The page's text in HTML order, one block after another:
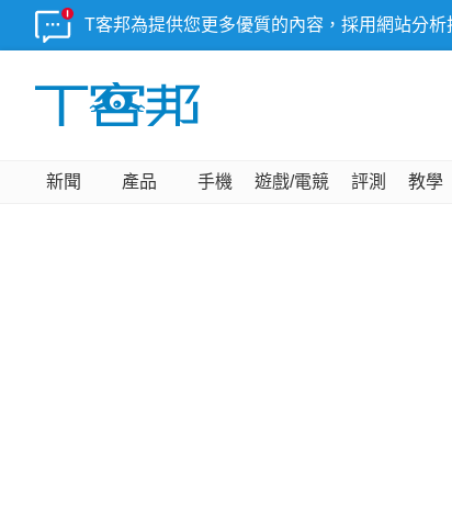
T客邦為提供您更多優質的內容，採用網站分
新聞 產品 手機 遊戲/電競 評測 教學